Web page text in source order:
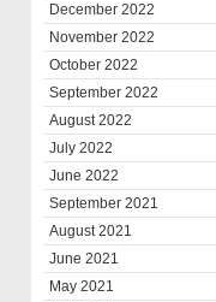
December 2022
November 2022
October 2022
September 2022
August 2022
July 2022
June 2022
September 2021
August 2021
June 2021
May 2021